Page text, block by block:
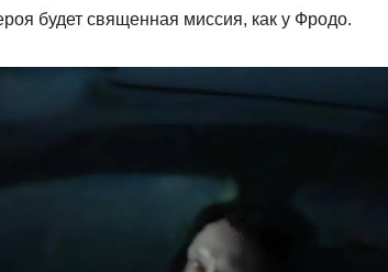
будет священная миссия, как у Фродо.